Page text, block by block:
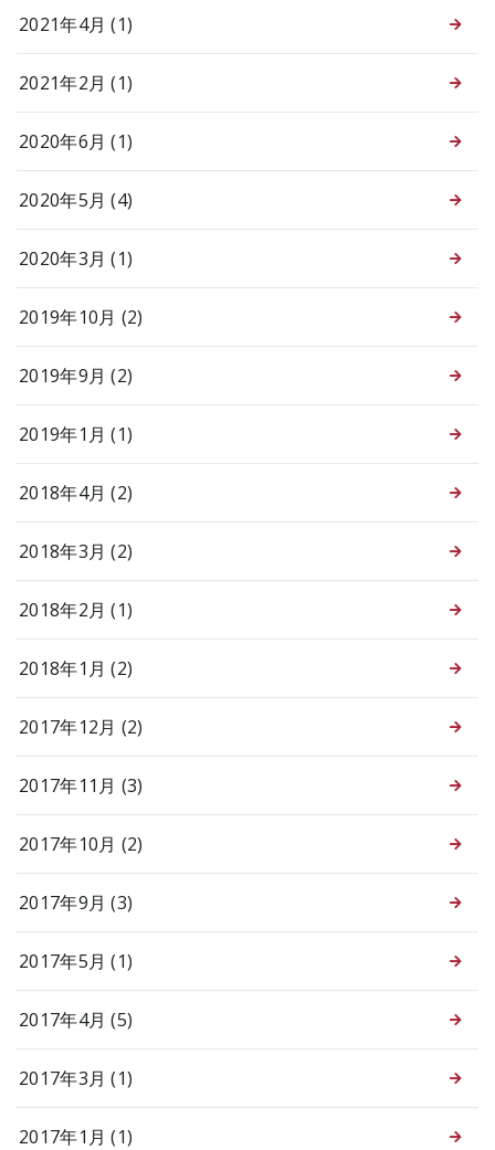
2021年4月 (1)
2021年2月 (1)
2020年6月 (1)
2020年5月 (4)
2020年3月 (1)
2019年10月 (2)
2019年9月 (2)
2019年1月 (1)
2018年4月 (2)
2018年3月 (2)
2018年2月 (1)
2018年1月 (2)
2017年12月 (2)
2017年11月 (3)
2017年10月 (2)
2017年9月 (3)
2017年5月 (1)
2017年4月 (5)
2017年3月 (1)
2017年1月 (1)